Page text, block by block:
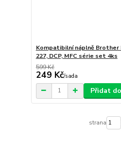
Kompatibilní náplně Brother
227, DCP, MFC série set 4ks
599 Kč
249 Kč/sada
Přidat
strana